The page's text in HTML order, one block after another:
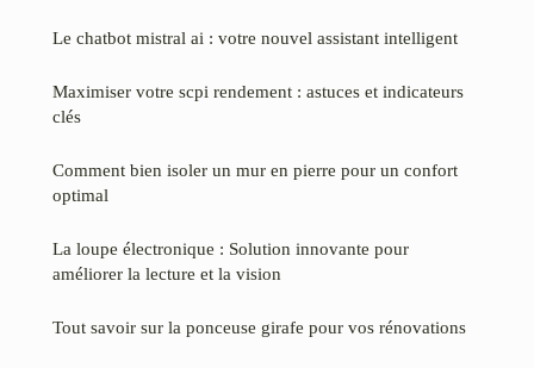
Le chatbot mistral ai : votre nouvel assistant intelligent
Maximiser votre scpi rendement : astuces et indicateurs
clés
Comment bien isoler un mur en pierre pour un confort
optimal
La loupe électronique : Solution innovante pour
améliorer la lecture et la vision
Tout savoir sur la ponceuse girafe pour vos rénovations